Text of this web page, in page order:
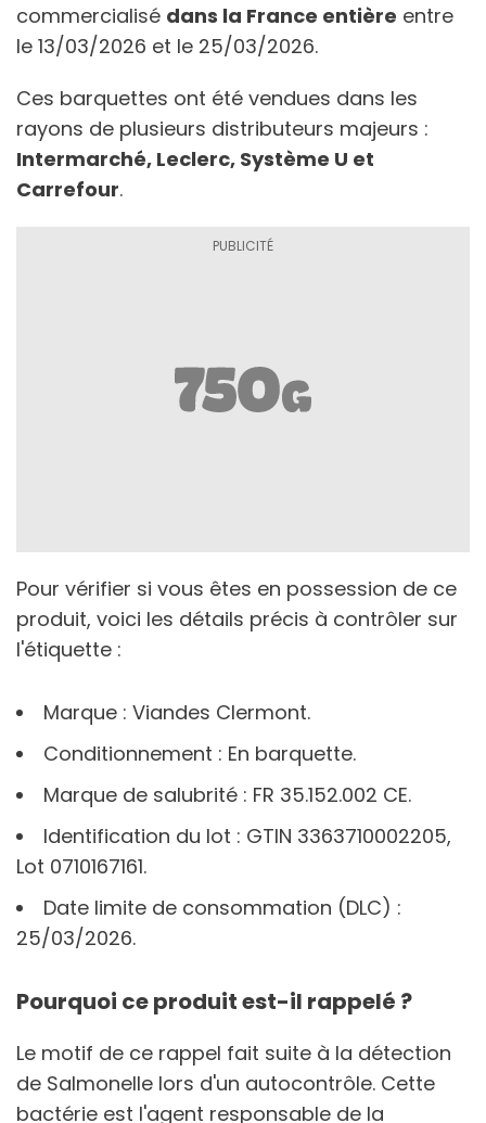
commercialisé dans la France entière entre
le 13/03/2026 et le 25/03/2026.
Ces barquettes ont été vendues dans les
rayons de plusieurs distributeurs majeurs :
Intermarché, Leclerc, Système U et
Carrefour.
Pour vérifier si vous êtes en possession de ce
produit, voici les détails précis à contrôler sur
l'étiquette :
Marque : Viandes Clermont.
Conditionnement : En barquette.
Marque de salubrité : FR 35.152.002 CE.
Identification du lot : GTIN 3363710002205,
Lot 0710167161.
Date limite de consommation (DLC) :
25/03/2026.
Pourquoi ce produit est-il rappelé ?
Le motif de ce rappel fait suite à la détection
de Salmonelle lors d'un autocontrôle. Cette
bactérie est l'agent responsable de la